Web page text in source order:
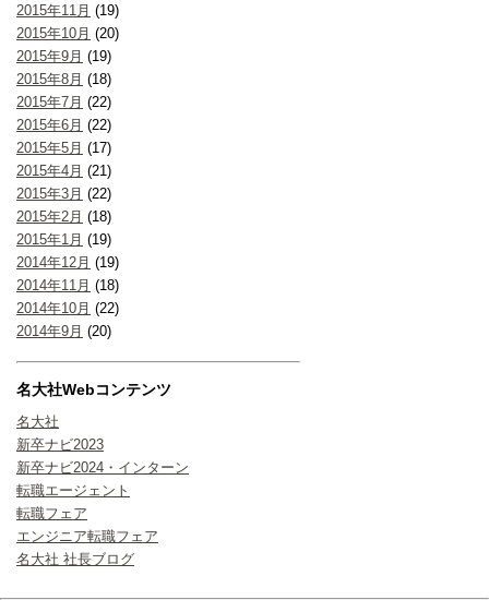
2015年11月 (19)
2015年10月 (20)
2015年9月 (19)
2015年8月 (18)
2015年7月 (22)
2015年6月 (22)
2015年5月 (17)
2015年4月 (21)
2015年3月 (22)
2015年2月 (18)
2015年1月 (19)
2014年12月 (19)
2014年11月 (18)
2014年10月 (22)
2014年9月 (20)
名大社Webコンテンツ
名大社
新卒ナビ2023
新卒ナビ2024・インターン
転職エージェント
転職フェア
エンジニア転職フェア
名大社 社長ブログ